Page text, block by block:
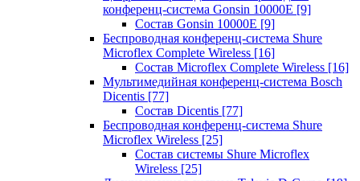
конференц-система Gonsin 10000E [9]
Состав Gonsin 10000E [9]
Беспроводная конференц-система Shure
Microflex Complete Wireless [16]
Состав Microflex Complete Wireless [16]
Мультимедийная конференц-система Bosch
Dicentis [77]
Состав Dicentis [77]
Беспроводная конференц-система Shure
Microflex Wireless [25]
Состав системы Shure Microflex
Wireless [25]